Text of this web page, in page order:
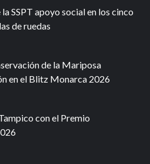
SSPT apoyo social en los cinco
de ruedas
de la Mariposa
en el Blitz Monarca 2026
con el Premio